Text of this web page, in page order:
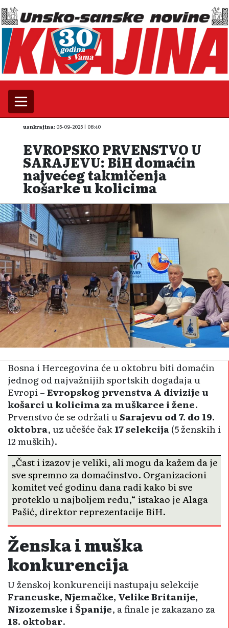
usnkrajina: 05-09-2025 | 08:40
EVROPSKO PRVENSTVO U
SARAJEVU: BiH domaćin
najvećeg takmičenja
košarke u kolicima
Bosna i Hercegovina će u oktobru biti domaćin
jednog od najvažnijih sportskih događaja u
Evropi –Evropskog prvenstva A divizije u
košarci u kolicima za muškarce i žene.
Prvenstvo će se održati u Sarajevu od 7. do 19.
oktobra, uz učešće čak17 selekcija(5 ženskih i
12 muških).
„Čast i izazov je veliki, ali mogu da kažem da je
sve spremno za domaćinstvo. Organizacioni
komitet već godinu dana radi kako bi sve
proteklo u najboljem redu,“ istakao je Alaga
Pašić, direktor reprezentacije BiH.
Ženska i muška
konkurencija
U ženskoj konkurenciji nastupaju selekcije
Francuske, Njemačke, Velike Britanije,
Nizozemske i Španije, a finale je zakazano za
18. oktobar.